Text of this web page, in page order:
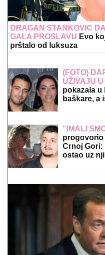
DRAGAN STANKOVIĆ
GALA PROSLAVU Evo
prštalo od luksuza
(FOTO)
UŽIVAJU
pokazala u
baškare, a
"IMALI
progovorio
Crnoj Gori:
ostao uz